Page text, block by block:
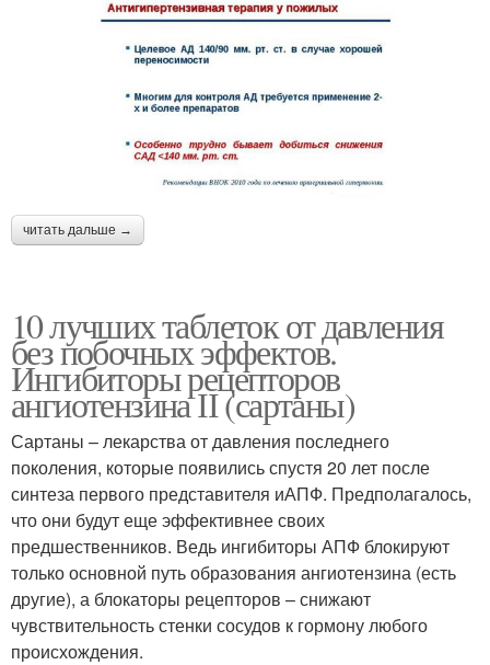
читать дальше →
10 лучших таблеток от давления
без побочных эффектов.
Ингибиторы рецепторов
ангиотензина ІІ (сартаны)
Сартаны – лекарства от давления последнего
поколения, которые появились спустя 20 лет после
синтеза первого представителя иАПФ. Предполагалось,
что они будут еще эффективнее своих
предшественников. Ведь ингибиторы АПФ блокируют
только основной путь образования ангиотензина (есть
другие), а блокаторы рецепторов – снижают
чувствительность стенки сосудов к гормону любого
происхождения.